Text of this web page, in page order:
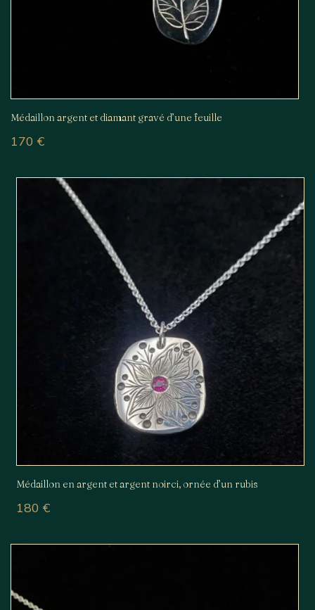
Médaillon argent et diamant gravé d’une feuille
170 €
Médaillon en argent et argent noirci, ornée d’un rubis
180€